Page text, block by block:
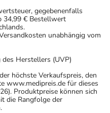
gegebenenfalls
34,99 € Bestellwert
unabhängig vom
Herstellers (UVP)
höchste Verkaufspreis, den
www.medipreis.de für dieses
Produktpreise können sich
die Rangfolge der